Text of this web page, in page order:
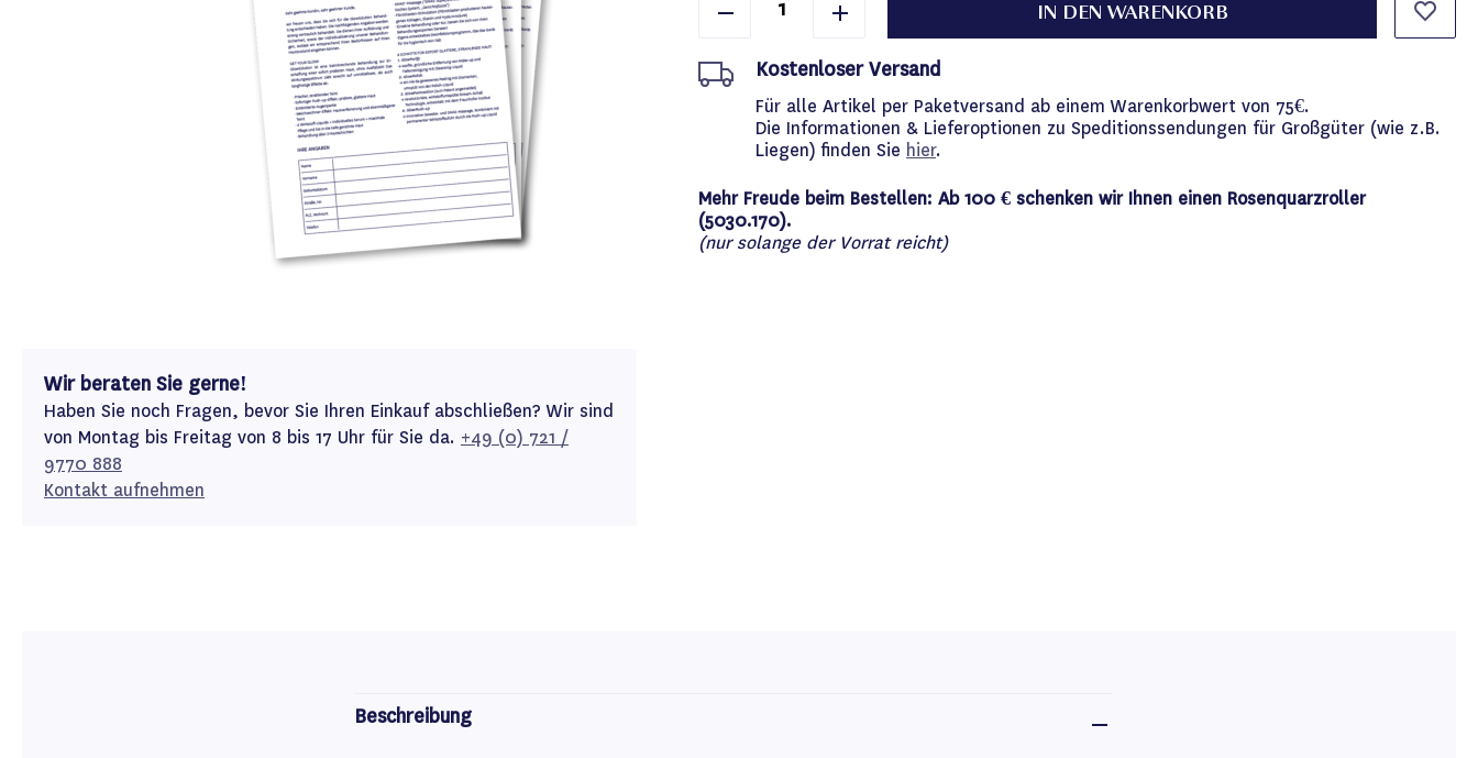
Wir beraten Sie gerne!
Haben Sie noch Fragen, bevor Sie Ihren Einkauf abschließen? Wir sind
von Montag bis Freitag von 8 bis 17 Uhr für Sie da. +49 (0) 721 /
9770 888
Kontakt aufnehmen
IN DEN WARENKORB
Kostenloser Versand
Für alle Artikel per Paketversand ab einem Warenkorbwert von 75€.
Die Informationen & Lieferoptionen zu Speditionssendungen für Großgüter (wie z.B.
Liegen) finden Sie hier.
Mehr Freude beim Bestellen: Ab 100 € schenken wir Ihnen einen Rosenquarzroller
(5030.170).
(nur solange der Vorrat reicht)
Beschreibung